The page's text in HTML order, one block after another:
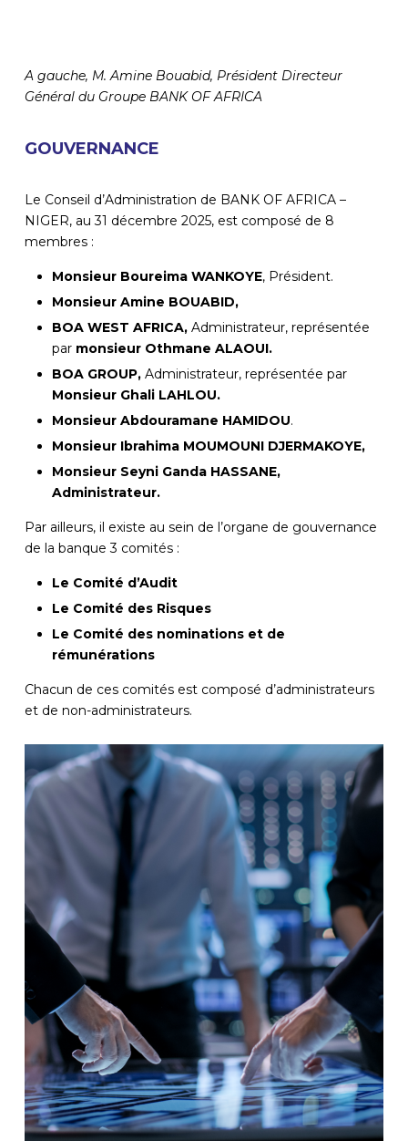
A gauche, M. Amine Bouabid, Président Directeur
Général du Groupe BANK OF AFRICA
GOUVERNANCE
Le Conseil d’Administration de BANK OF AFRICA –
NIGER, au 31 décembre 2025, est composé de 8
membres :
Monsieur Boureima WANKOYE, Président.
Monsieur Amine BOUABID,
BOA WEST AFRICA,Administrateur, représentée
par monsieur Othmane ALAOUI.
BOA GROUP,Administrateur, représentée par
Monsieur Ghali LAHLOU.
Monsieur Abdouramane HAMIDOU.
Monsieur Ibrahima MOUMOUNI DJERMAKOYE,
Monsieur Seyni Ganda HASSANE,
Administrateur.
Par ailleurs, il existe au sein de l’organe de gouvernance
de la banque 3 comités :
Le Comité d’Audit
Le Comité des Risques
Le Comité des nominations et de
rémunérations
Chacun de ces comités est composé d’administrateurs
et de non-administrateurs.